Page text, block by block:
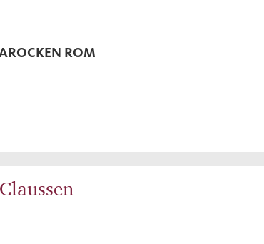
ROM